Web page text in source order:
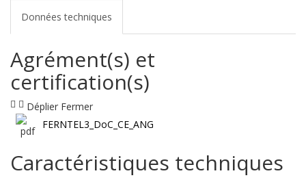
Données techniques
Agrément(s) et
certification(s)
Déplier Fermer
FERNTEL3_DoC_CE_ANG
Caractéristiques techniques